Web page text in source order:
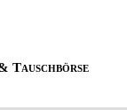
Tauschbörse